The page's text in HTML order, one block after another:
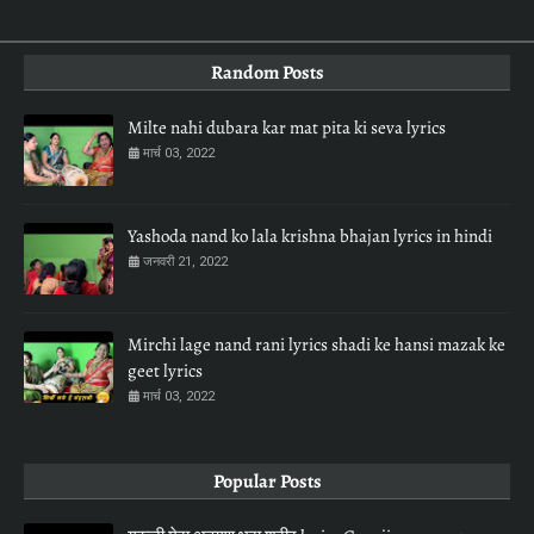
Random Posts
Milte nahi dubara kar mat pita ki seva lyrics
मार्च 03, 2022
Yashoda nand ko lala krishna bhajan lyrics in hindi
जनवरी 21, 2022
Mirchi lage nand rani lyrics shadi ke hansi mazak ke
geet lyrics
मार्च 03, 2022
Popular Posts